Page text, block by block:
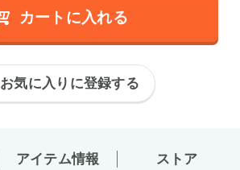
カートに入れる
お気に入りに登録する
アイテム情報 ストア